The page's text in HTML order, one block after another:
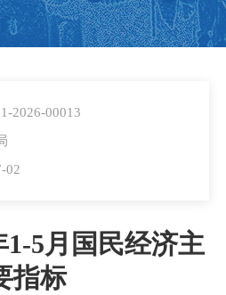
2026-00013
02
1-5月国民经济主
指标